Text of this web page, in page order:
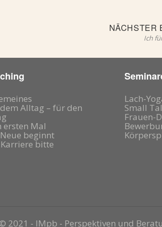
NÄCHSTER
Ich
Alltag – für den
ersten Mal
beginnt
bitte
Lach-
Small
Frauen-
2021 - IMpb - Perspektiven und